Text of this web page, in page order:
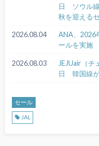
日 ソウル線
秋を迎える
2026.08.04
ANA、2026
ールを実施
2026.08.03
JEJUair（
日 韓国線
セール
JAL